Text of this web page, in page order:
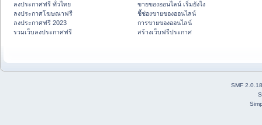
ลงประกาศฟรี ทั่วไทย
ลงประกาศโฆษณาฟรี
ลงประกาศฟรี 2023
รวมเว็บลงประกาศฟรี
ขายของออนไลน์ เริ่มยังไง
ชี้ช่องขายของออนไลน์
การขายของออนไลน์
สร้างเว็บฟรีประกาศ
SMF 2.0.18